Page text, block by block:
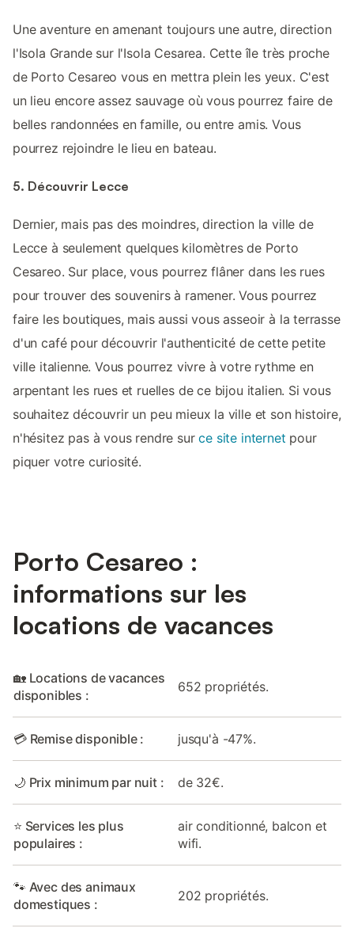
Une aventure en amenant toujours une autre, direction
l'Isola Grande sur l'Isola Cesarea. Cette île très proche
de Porto Cesareo vous en mettra plein les yeux. C'est
un lieu encore assez sauvage où vous pourrez faire de
belles randonnées en famille, ou entre amis. Vous
pourrez rejoindre le lieu en bateau.
5. Découvrir Lecce
Dernier, mais pas des moindres, direction la ville de
Lecce à seulement quelques kilomètres de Porto
Cesareo. Sur place, vous pourrez flâner dans les rues
pour trouver des souvenirs à ramener. Vous pourrez
faire les boutiques, mais aussi vous asseoir à la terrasse
d'un café pour découvrir l'authenticité de cette petite
ville italienne. Vous pourrez vivre à votre rythme en
arpentant les rues et ruelles de ce bijou italien. Si vous
souhaitez découvrir un peu mieux la ville et son histoire,
n'hésitez pas à vous rendre surce site internet pour
piquer votre curiosité.
Porto Cesareo :
informations sur les
locations de vacances
🏡 Locations de vacances
disponibles :
652 propriétés.
💳 Remise disponible : jusqu'à -47%.
🌙 Prix minimum par nuit : de 32€.
⭐ Services les plus
populaires :
air conditionné, balcon et
wifi.
🐾 Avec des animaux
domestiques :
202 propriétés.